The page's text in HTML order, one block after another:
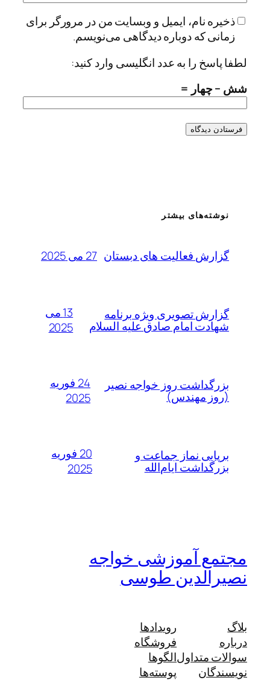
ذخیره نام، ایمیل و وبسایت من در مرورگر برای
زمانی که دوباره دیدگاهی می‌نویسم.
لطفا پاسخ را به عدد انگلیسی وارد کنید:
شش − چهار =
نوشته‌های بیشتر
گزارش فعالیت های دبستان 27 می 2025
گزارش تصویری ویژه برنامه
شهادت امام صادق علیه السلام
13 می
2025
بزرگداشت روز خواجه نصیر
(روز مهندس)
24 فوریه
2025
برپایی نماز جماعت و
بزرگداشت ایام‌الله
20 فوریه
2025
مجتمع آموزشی خواجه
نصیرالدین طوسی
بلاگ
درباره
سوالات متداول
نویسندگان
رویدادها
فروشگاه
الگوها
پوسته‌ها